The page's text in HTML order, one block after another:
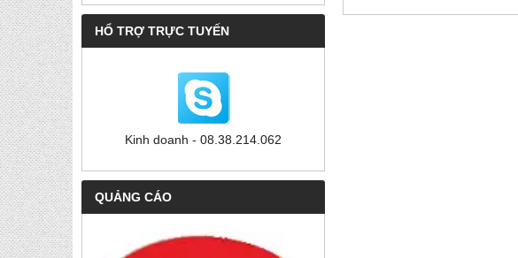
HỔ TRỢ TRỰC TUYẾN
Kinh doanh - 08.38.214.062
QUẢNG CÁO